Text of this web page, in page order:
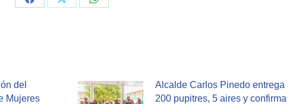
Share
Share
Share
del
Mujeres
Alcalde Carlos Pinedo entrega
200 pupitres, 5 aires y confirma